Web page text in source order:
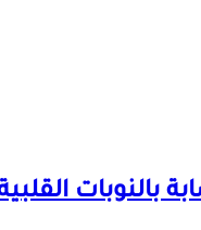
بالنوبات